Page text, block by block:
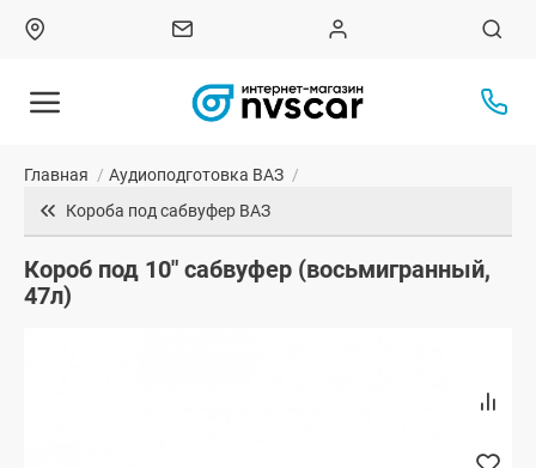
Главная / Аудиоподготовка ВАЗ /
Короба под сабвуфер ВАЗ
Короб под 10" сабвуфер (восьмигранный,
47л)